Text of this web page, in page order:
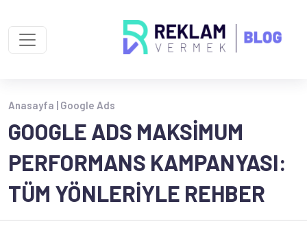
Anasayfa | Google Ads
GOOGLE ADS MAKSIMUM
PERFORMANS KAMPANYASI:
TÜM YÖNLERIYLE REHBER